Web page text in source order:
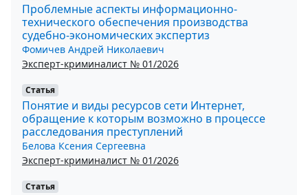
Проблемные аспекты информационно-
технического обеспечения производства
судебно-экономических экспертиз
Фомичев Андрей Николаевич
Эксперт-криминалист № 01/2026
Статья
Понятие и виды ресурсов сети Интернет,
обращение к которым возможно в процессе
расследования преступлений
Белова Ксения Сергеевна
Эксперт-криминалист № 01/2026
Статья